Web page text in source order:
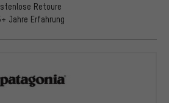
Retoure
Jahre Erfahrung